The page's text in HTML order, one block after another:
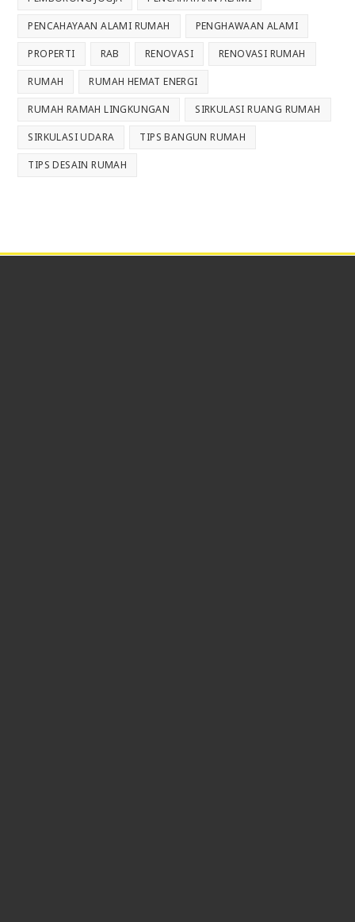
PENCAHAYAAN ALAMI RUMAH PENGHAWAAN ALAMI
PROPERTI RAB RENOVASI RENOVASI RUMAH
RUMAH RUMAH HEMAT ENERGI
RUMAH RAMAH LINGKUNGAN SIRKULASI RUANG RUMAH
SIRKULASI UDARA TIPS BANGUN RUMAH
TIPS DESAIN RUMAH